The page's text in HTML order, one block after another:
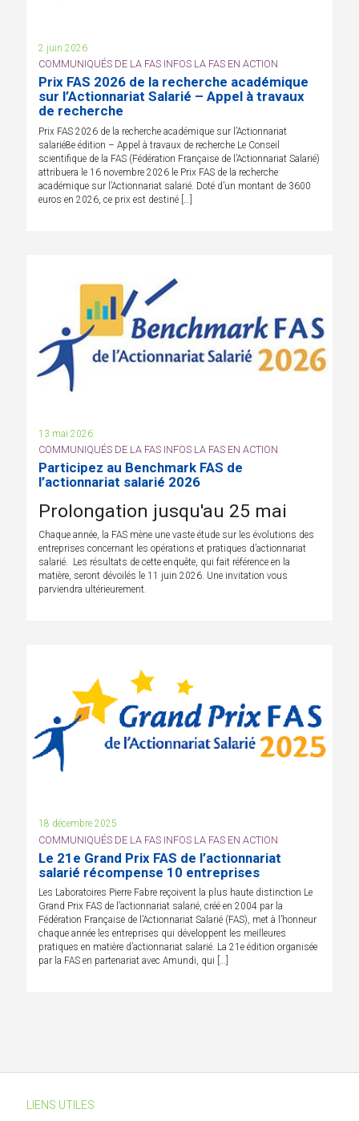
2 juin 2026
COMMUNIQUÉS DE LA FAS INFOS LA FAS EN ACTION
Prix FAS 2026 de la recherche académique
sur l’Actionnariat Salarié – Appel à travaux
de recherche
Prix FAS 2026 de la recherche académique sur l’Actionnariat
salarié8e édition – Appel à travaux de recherche Le Conseil
scientifique de la FAS (Fédération Française de l’Actionnariat Salarié)
attribuera le 16 novembre 2026 le Prix FAS de la recherche
académique sur l’Actionnariat salarié. Doté d’un montant de 3600
euros en 2026, ce prix est destiné […]
13 mai 2026
COMMUNIQUÉS DE LA FAS INFOS LA FAS EN ACTION
Participez au Benchmark FAS de
l’actionnariat salarié 2026
Prolongation jusqu'au 25 mai
Chaque année, la FAS mène une vaste étude sur les évolutions des
entreprises concernant les opérations et pratiques d’actionnariat
salarié. Les résultats de cette enquête, qui fait référence en la
matière, seront dévoilés le 11 juin 2026. Une invitation vous
parviendra ultérieurement.
18 décembre 2025
COMMUNIQUÉS DE LA FAS INFOS LA FAS EN ACTION
Le 21e Grand Prix FAS de l’actionnariat
salarié récompense 10 entreprises
Les Laboratoires Pierre Fabre reçoivent la plus haute distinction Le
Grand Prix FAS de l’actionnariat salarié, créé en 2004 par la
Fédération Française de l’Actionnariat Salarié (FAS), met à l’honneur
chaque année les entreprises qui développent les meilleures
pratiques en matière d’actionnariat salarié. La 21e édition organisée
par la FAS en partenariat avec Amundi, qui […]
LIENS UTILES